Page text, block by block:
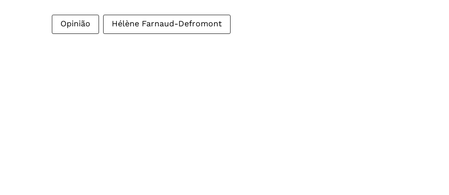
Opinião Hélène Farnaud-Defromont